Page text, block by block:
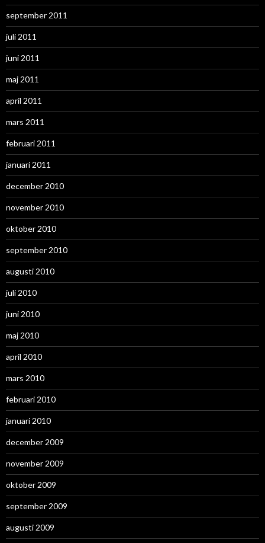
september 2011
juli 2011
juni 2011
maj 2011
april 2011
mars 2011
februari 2011
januari 2011
december 2010
november 2010
oktober 2010
september 2010
augusti 2010
juli 2010
juni 2010
maj 2010
april 2010
mars 2010
februari 2010
januari 2010
december 2009
november 2009
oktober 2009
september 2009
augusti 2009